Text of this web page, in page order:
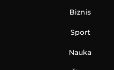
Biznis
Sport
Nauka